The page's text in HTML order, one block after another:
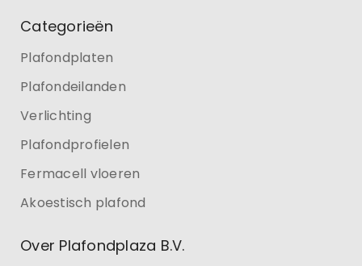
Categorieën
Plafondplaten
Plafondeilanden
Verlichting
Plafondprofielen
Fermacell vloeren
Akoestisch plafond
Over Plafondplaza B.V.